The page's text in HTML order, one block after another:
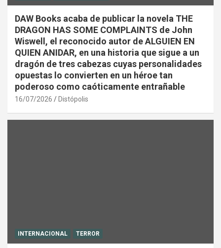
DAW Books acaba de publicar la novela THE
DRAGON HAS SOME COMPLAINTS de John
Wiswell, el reconocido autor de ALGUIEN EN
QUIEN ANIDAR, en una historia que sigue a un
dragón de tres cabezas cuyas personalidades
opuestas lo convierten en un héroe tan
poderoso como caóticamente entrañable
16/07/2026 Distópolis
INTERNACIONAL TERROR